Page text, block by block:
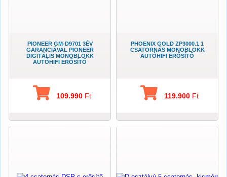
PIONEER GM-D9701 3ÉV
GARANCIÁVAL PIONEER
DIGITÁLIS MONOBLOKK
AUTÓHIFI ERŐSÍTŐ
109.990 Ft
PHOENIX GOLD ZP3000.1 1
CSATORNÁS MONOBLOKK
AUTÓHIFI ERŐSÍTŐ
119.900Ft